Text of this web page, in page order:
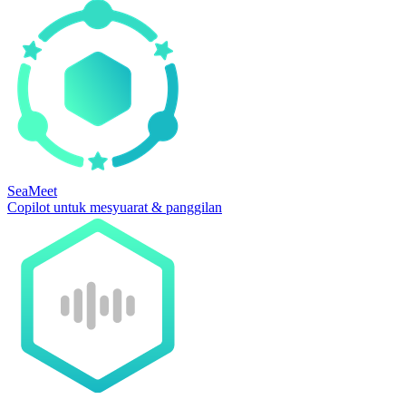
SeaMeet
Copilot untuk mesyuarat & panggilan